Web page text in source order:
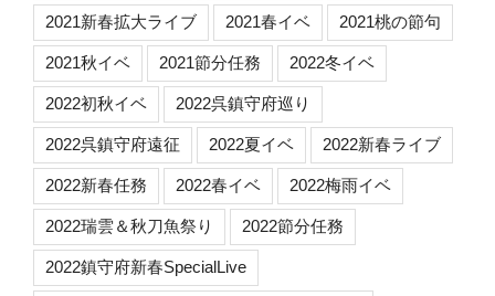
2021新春拡大ライブ 2021春イベ 2021桃の節句
2021秋イベ 2021節分任務 2022冬イベ
2022初秋イベ 2022呉鎮守府巡り
2022呉鎮守府遠征 2022夏イベ 2022新春ライブ
2022新春任務 2022春イベ 2022梅雨イベ
2022瑞雲＆秋刀魚祭り 2022節分任務
2022鎮守府新春SpecialLive